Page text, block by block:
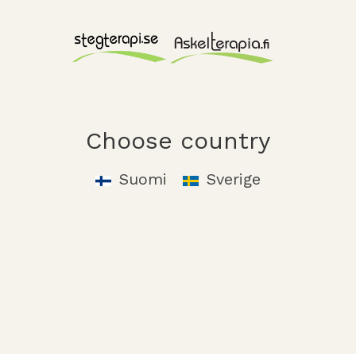
Choose country
Suomi Sverige